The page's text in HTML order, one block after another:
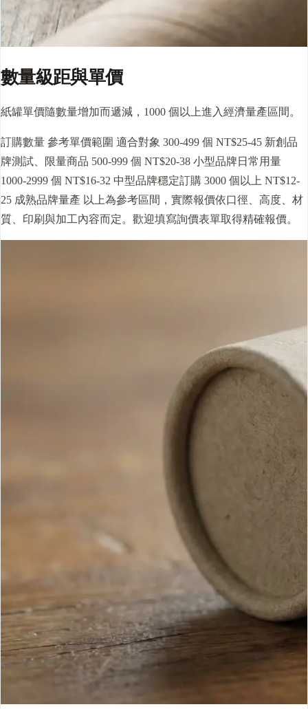
數量級距與單價
紙罐單價隨數量增加而遞減，1000 個以上進入經濟量產區間。
訂購數量 參考單價範圍 適合對象 300-499 個 NT$25-45 新創品
牌測試、限量商品 500-999 個 NT$20-38 小型品牌日常用量
1000-2999 個 NT$16-32 中型品牌穩定訂購 3000 個以上 NT$12-
25 成熟品牌量產 以上為參考區間，實際報價依口徑、高度、材
質、印刷與加工內容而定。歡迎填寫詢價表單取得精確報價。